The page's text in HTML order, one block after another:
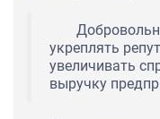
укреплять
увеличивать
выручку